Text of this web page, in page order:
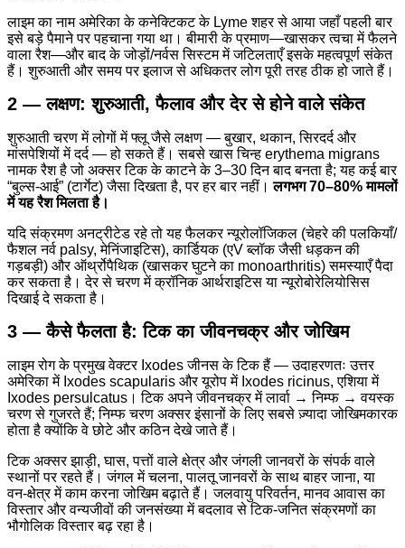
लाइम का नाम अमेरिका के कनेक्टिकट के Lyme शहर से आया जहाँ पहली बार
इसे बड़े पैमाने पर पहचाना गया था। बीमारी के प्रमाण—खासकर त्वचा में फैलने
वाला रैश—और बाद के जोड़ों/नर्वस सिस्टम में जटिलताएँ इसके महत्वपूर्ण संकेत
हैं। शुरुआती और समय पर इलाज से अधिकतर लोग पूरी तरह ठीक हो जाते हैं।
2 — लक्षण: शुरुआती, फैलाव और देर से होने वाले संकेत
शुरुआती चरण में लोगों में फ्लू जैसे लक्षण — बुखार, थकान, सिरदर्द और
मांसपेशियों में दर्द — हो सकते हैं। सबसे खास चिन्ह erythema migrans
नामक रैश है जो अक्सर टिक के काटने के 3–30 दिन बाद बनता है; यह कई बार
“बुल्स-आई” (टार्गेट) जैसा दिखता है, पर हर बार नहीं।लगभग 70–80% मामलों
में यह रैश मिलता है।
यदि संक्रमण अनट्रीटेड रहे तो यह फैलकर न्यूरोलॉजिकल (चेहरे की पलकियाँ/
फैशल नर्व palsy, मेनिंजाइटिस), कार्डियक (एV ब्लॉक जैसी धड़कन की
गड़बड़ी) और ऑर्थ्रोपैथिक (खासकर घुटने का monoarthritis) समस्याएँ पैदा
कर सकता है। देर से चरण में क्रॉनिक आर्थराइटिस या न्यूरोबोरेलियोसिस
दिखाई दे सकता है।
3 — कैसे फैलता है: टिक का जीवनचक्र और जोखिम
लाइम रोग के प्रमुख वेक्टर Ixodes जीनस के टिक हैं — उदाहरणतः उत्तर
अमेरिका में Ixodes scapularis और यूरोप में Ixodes ricinus, एशिया में
Ixodes persulcatus। टिक अपने जीवनचक्र में लार्वा → निम्फ → वयस्क
चरण से गुजरते हैं; निम्फ चरण अक्सर इंसानों के लिए सबसे ज़्यादा जोखिमकारक
होता है क्योंकि वे छोटे और कठिन देखे जाते हैं।
टिक अक्सर झाड़ी, घास, पत्तों वाले क्षेत्र और जंगली जानवरों के संपर्क वाले
स्थानों पर रहते हैं। जंगल में चलना, पालतू जानवरों के साथ बाहर जाना, या
वन-क्षेत्र में काम करना जोखिम बढ़ाते हैं। जलवायु परिवर्तन, मानव आवास का
विस्तार और वन्यजीवों की जनसंख्या में बदलाव से टिक-जनित संक्रमणों का
भौगोलिक विस्तार बढ़ रहा है।